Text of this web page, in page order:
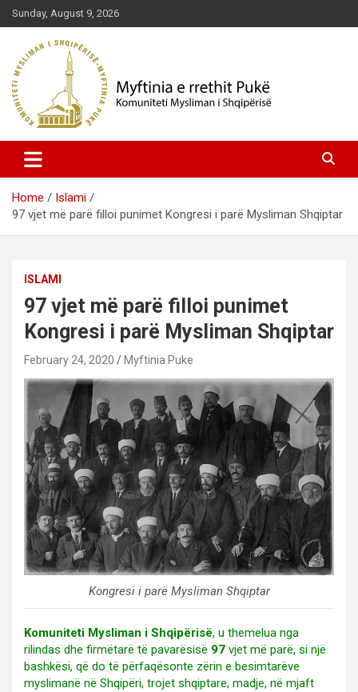
Skip
to
content
Sunday, August 9, 2026
Myftinia Pukë | Faqja Zyrtare
Home
Islami
97 vjet më parë filloi punimet Kongresi i parë Mysliman Shqiptar
ISLAMI
97 vjet më parë filloi punimet
Kongresi i parë Mysliman Shqiptar
February 24, 2020 Myftinia Puke
Kongresi i parë Mysliman Shqiptar
Komuniteti Mysliman i Shqipërisë, u themelua nga
rilindas dhe firmëtarë të pavarësisë 97 vjet më parë, si një
bashkësi, që do të përfaqësonte zërin e besimtarëve
myslimanë në Shqipëri, trojet shqiptare, madje, në mjaft